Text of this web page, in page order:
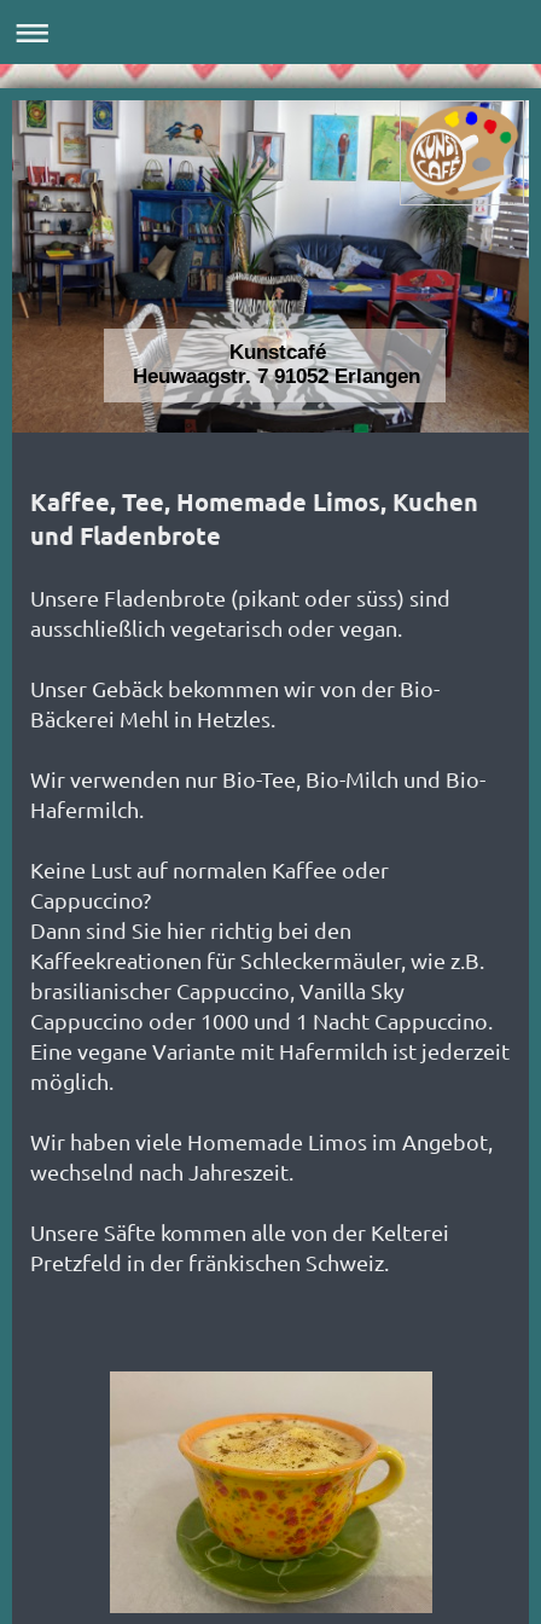
Kunstcafé
Heuwaagstr. 7 91052 Erlangen
Kaffee, Tee, Homemade Limos, Kuchen
und Fladenbrote
Unsere Fladenbrote (pikant oder süss) sind
ausschließlich vegetarisch oder vegan.
Unser Gebäck bekommen wir von der Bio-
Bäckerei Mehl in Hetzles.
Wir verwenden nur Bio-Tee, Bio-Milch und Bio-
Hafermilch.
Keine Lust auf normalen Kaffee oder
Cappuccino?
Dann sind Sie hier richtig bei den
Kaffeekreationen für Schleckermäuler, wie z.B.
brasilianischer Cappuccino, Vanilla Sky
Cappuccino oder 1000 und 1 Nacht Cappuccino.
Eine vegane Variante mit Hafermilch ist jederzeit
möglich.
Wir haben viele Homemade Limos im Angebot,
wechselnd nach Jahreszeit.
Unsere Säfte kommen alle von der Kelterei
Pretzfeld in der fränkischen Schweiz.